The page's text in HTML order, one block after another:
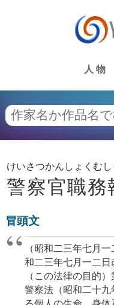
人物
けいさつかんしょくむし
警察官職務
冒頭文
（昭和二三年七月
和二三年七月一二
（この法律の目的
警察法（昭和二十